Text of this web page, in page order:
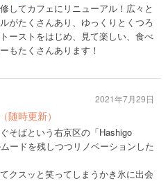
してカフェにリニューアル！広々と
がたくさんあり、ゆっくりとくつろ
ーストをはじめ、見て楽しい、食べ
もたくさんあります！
随時更新）
そばという右京区の「Hashigo
ードを残しつつリノベーションした
クスッと笑ってしまうかき氷に出会
2021年7月29日